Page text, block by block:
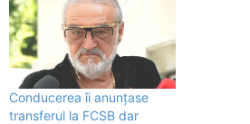
Conducerea îi anunțase
transferul la FCSB dar